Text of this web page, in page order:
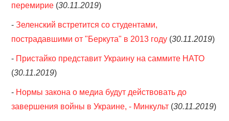
перемирие (30.11.2019)
-Зеленский встретится со студентами,
пострадавшими от "Беркута" в 2013 году (30.11.2019)
- Пристайко представит Украину на саммите НАТО
(30.11.2019)
- Нормы закона о медиа будут действовать до
завершения войны в Украине, - Минкульт (30.11.2019)